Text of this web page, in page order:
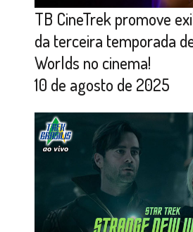
TB CineTrek promove
da terceira temporada
Worlds no cinema!
10 de agosto de 2025